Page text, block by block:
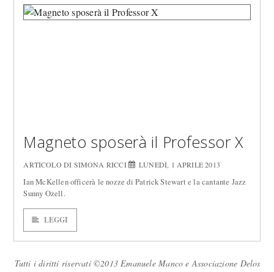
Magneto sposerà il Professor X
ARTICOLO DI SIMONA RICCI LUNEDÌ, 1 APRILE 2013
Ian McKellen officerà le nozze di Patrick Stewart e la cantante Jazz
Sunny Ozell.
LEGGI
Tutti i diritti riservati ©2013 Emanuele Manco e Associazione Delos